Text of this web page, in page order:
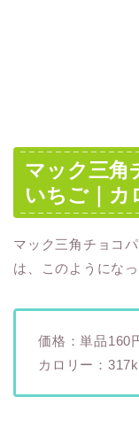
マック三角
いちご｜カ
マック三角チョコ
は、このようにな
価格：単品160
カロリー：